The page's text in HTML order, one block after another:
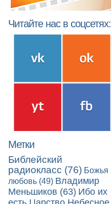
Читайте нас в соцсетях:
Метки
Библейский
радиокласс (76) Божья
любовь (49) Владимир
Меньшиков (63) Ибо их